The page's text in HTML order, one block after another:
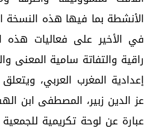
الأنشطة بما فيها هذه النسخة
في الأخير على فعاليات هذه
راقية والتفاتة سامية المعنى
إعدادية المغرب العربي، ويتعلق
عز الدين زبير، المصطفى ابن
عبارة عن لوحة تكريمية